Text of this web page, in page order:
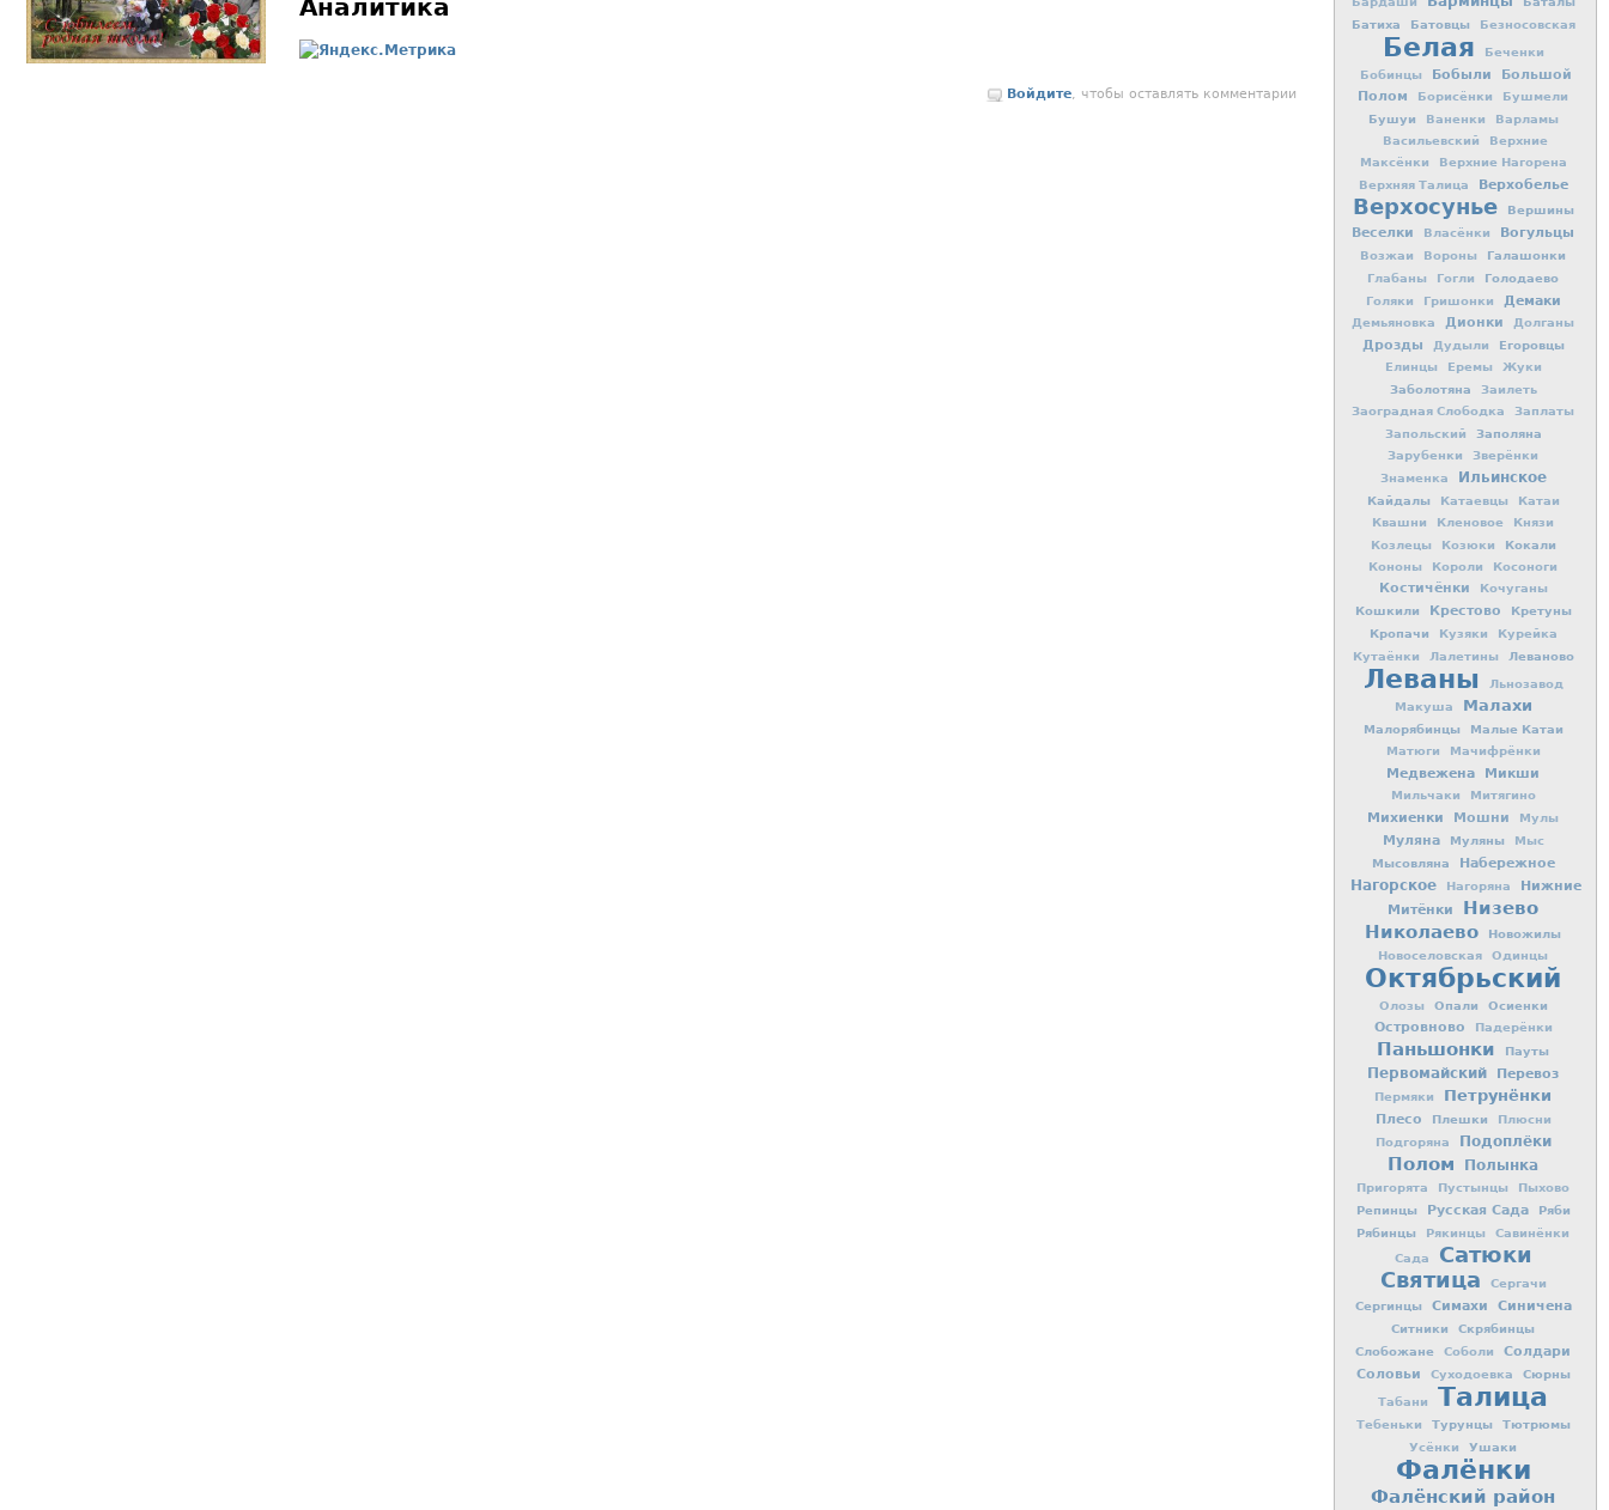
Аналитика
Войдите, чтобы оставлять комментарии
Батиха
Батовцы Безносовская
Белая
Беченки
Бобинцы
Бобыли
Большой
Полом
Борисёнки Бушмели
Бушуи Ваненки
Варламы
Васильевский
Верхние
Максёнки
Верхние Нагорена
Верхняя Талица
Верхобелье
Верхосунье Вершины
Веселки Власёнки Вогульцы
Возжаи Вороны Галашонки
Глабаны Гогли Голодаево
Голяки Гришонки Демаки
Демьяновка Дионки Долганы
Дрозды Дудыли Егоровцы
Елинцы Еремы Жуки
Заболотяна
Заилеть
Заоградная Слободка
Заплаты
Запольский
Заполяна
Зарубенки
Зверёнки
Знаменка
Ильинское
Кайдалы Катаевцы
Катаи
Квашни
Кленовое
Князи
Козлецы
Козюки Кокали
Кононы Короли Косоноги
Костичёнки Кочуганы
Кошкили Крестово
Кретуны
Кропачи
Кузяки
Курейка
Кутаёнки
Лалетины Леваново
Леваны
Льнозавод
Макуша
Малахи
Малорябинцы Малые Катаи
Матюги Мачифрёнки
Медвежена Микши
Мильчаки Митягино
Михиенки Мошни Мулы
Муляна Муляны Мыс
Мысовляна Набережное
Нагорское Нагоряна
Нижние
Митёнки
Низево
Николаево
Новожилы
Новоселовская Одинцы
Октябрьский
Олозы Опали Осиенки
Островново Падерёнки
Паньшонки Пауты
Первомайский Перевоз
Пермяки Петрунёнки
Плесо Плешки
Плюсни
Подгоряна
Подоплёки
Полом Полынка
Пригорята Пустынцы Пыхово
Репинцы Русская Сада
Ряби
Рябинцы
Рякинцы
Савинёнки
Сада
Сатюки
Святица
Сергачи
Сергинцы Симахи Синичена
Ситники
Скрябинцы
Слобожане
Соболи
Солдари
Соловьи
Суходоевка Сюрны
Табани Талица
Тебеньки Турунцы Тютрюмы
Усёнки Ушаки
Фалёнки
Фалёнский район